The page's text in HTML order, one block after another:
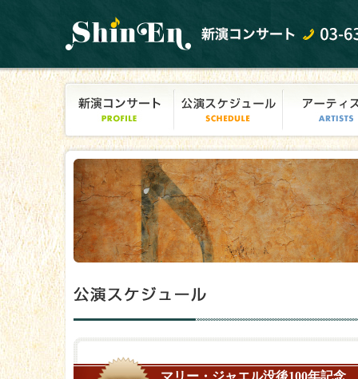
マリー・ジャエル没後100年記念